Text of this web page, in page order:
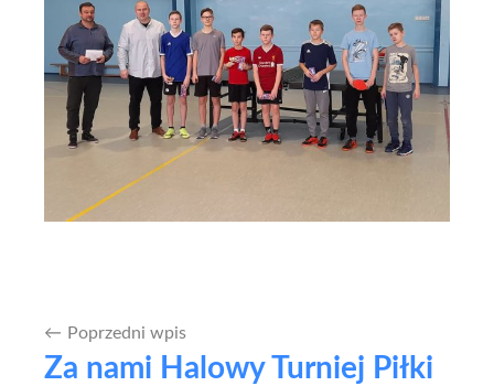
Nawigacja
Poprzedni wpis
Za nami Halowy Turniej Piłki